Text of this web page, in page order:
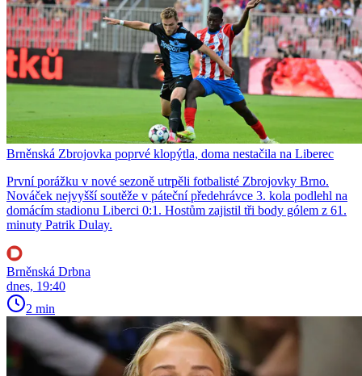
Brněnská Zbrojovka poprvé klopýtla, doma nestačila na Liberec
První porážku v nové sezoně utrpěli fotbalisté Zbrojovky Brno.
Nováček nejvyšší soutěže v páteční předehrávce 3. kola podlehl na
domácím stadionu Liberci 0:1. Hostům zajistil tři body gólem z 61.
minuty Patrik Dulay.
Brněnská Drbna
dnes, 19:40
2 min